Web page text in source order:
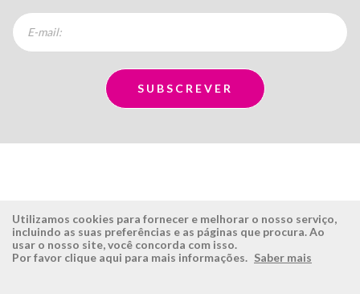
ÉSISTEMAS ÁREA RESERVADA
Utilizamos cookies para fornecer e melhorar o nosso serviço,
incluindo as suas preferências e as páginas que procura. Ao
usar o nosso site, você concorda com isso.
Por favor clique aqui para mais informações. Saber mais